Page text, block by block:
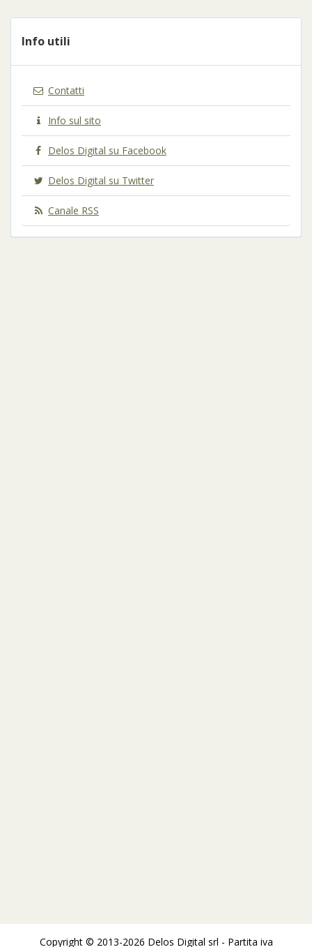
Info utili
Contatti
Info sul sito
Delos Digital su Facebook
Delos Digital su Twitter
Canale RSS
Copyright © 2013-2026 Delos Digital srl - Partita iva